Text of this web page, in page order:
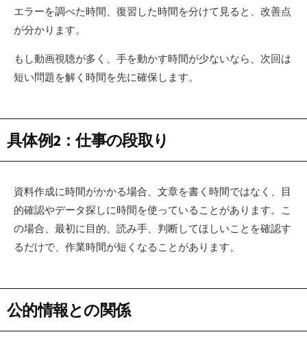
エラーを調べた時間、復習した時間を分けて見ると、改善点
が分かります。
もし動画視聴が多く、手を動かす時間が少ないなら、次回は
短い問題を解く時間を先に確保します。
具体例2：仕事の段取り
資料作成に時間がかかる場合、文章を書く時間ではなく、目
的確認やデータ探しに時間を使っていることがあります。こ
の場合、最初に目的、読み手、判断してほしいことを確認す
るだけで、作業時間が短くなることがあります。
公的情報との関係